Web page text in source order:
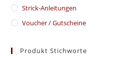
Strick-Anleitungen
Voucher / Gutscheine
Produkt Stichworte